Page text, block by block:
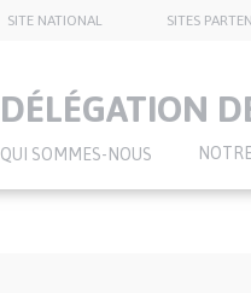
SITE NATIONAL SITES
DÉLÉGATION
QUI SOMMES-NOUS